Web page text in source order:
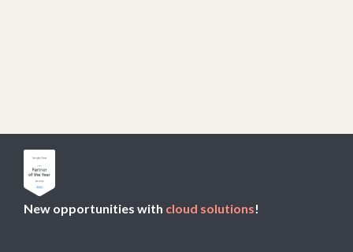
New opportunities with cloud solutions!